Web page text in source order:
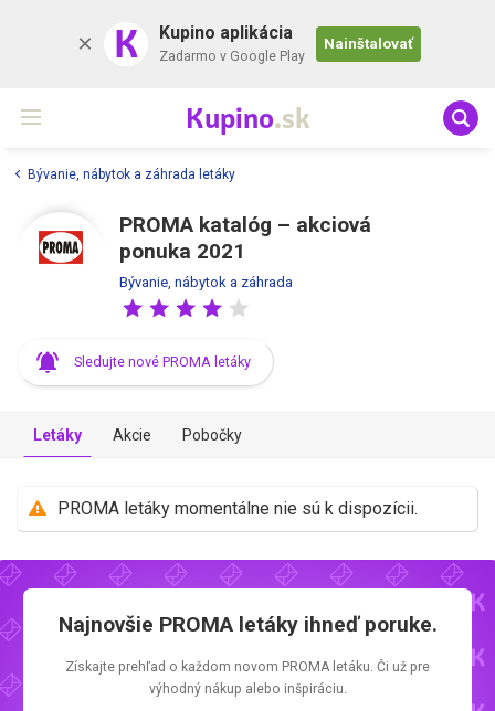
K Kupino aplikácia
Zadarmo v Google Play
Nainštalovať
Kupino.sk
Bývanie, nábytok a záhrada letáky
PROMA katalóg – akciová
ponuka 2021
Bývanie, nábytok a záhrada
Sledujte nové PROMA letáky
Letáky Akcie Pobočky
PROMA letáky momentálne nie sú k dispozícii.
Najnovšie PROMA letákyihneď poruke.
Získajte prehľad o každom novom PROMA letáku. Či už pre
výhodný nákup alebo inšpiráciu.